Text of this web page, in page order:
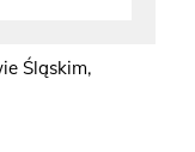
Śląskim,